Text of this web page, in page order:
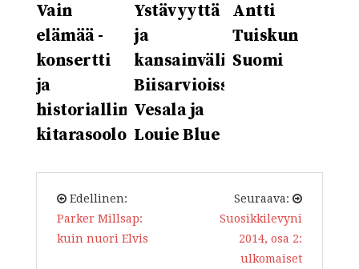
Vain
elämää -
konsertti
ja
historiallinen
kitarasoolo
Ystävyyttä
ja
kansainvälisyyttä.
Biisarvioissa
Vesala ja
Louie Blue
Antti
Tuiskun
Suomi
Edellinen:
Parker Millsap:
kuin nuori Elvis
Seuraava:
Suosikkilevyni
2014, osa 2:
ulkomaiset